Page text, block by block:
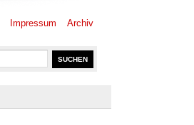
Impressum Archiv